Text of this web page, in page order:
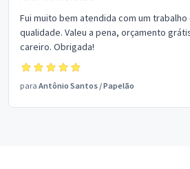
Fui muito bem atendida com um trabalho
qualidade. Valeu a pena, orçamento
careiro. Obrigada!
para Antônio Santos /Papelão